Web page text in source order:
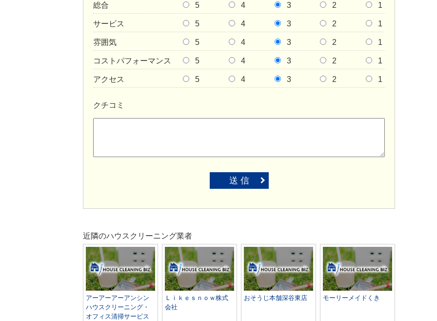
総合 5 4 3 2 1
サービス 5 4 3 2 1
雰囲気 5 4 3 2 1
コストパフォーマンス 5 4 3 2 1
アクセス 5 4 3 2 1
クチコミ
送 信
近隣のハウスクリーニング業者
アーアーアーアンシン
ハウスクリーニング・
オフィス清掃サービス
Ｌｉｋｅｓｎｏｗ株式
会社
おそうじ本舗深谷東店 モーリーメイドくき